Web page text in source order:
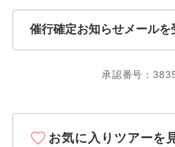
催行確定お知らせメールを
承認番号：
お気に入りツアーを